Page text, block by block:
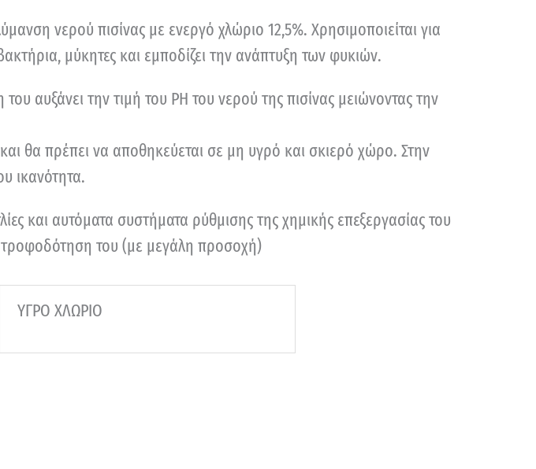
νερού πισίνας με ενεργό χλώριο 12,5%. Χρησιμοποιείται για
μύκητες και εμποδίζει την ανάπτυξη των φυκιών.
αυξάνει την τιμή του ΡΗ του νερού της πισίνας μειώνοντας την
θα πρέπει να αποθηκεύεται σε μη υγρό και σκιερό χώρο. Στην
ικανότητα.
και αυτόματα συστήματα ρύθμισης της χημικής επεξεργασίας του
τροφοδότηση του (με μεγάλη προσοχή)
ΥΓΡΟ ΧΛΩΡΙΟ